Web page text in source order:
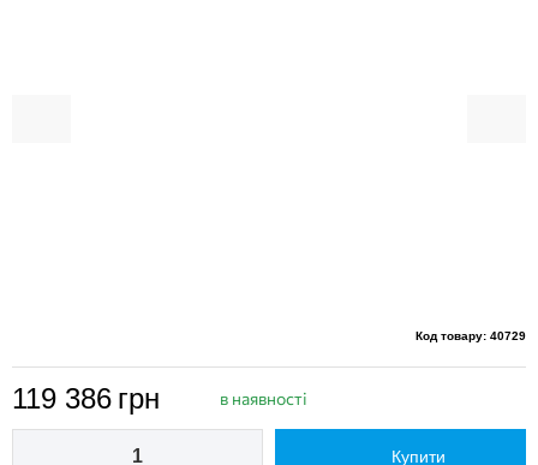
Код товару: 40729
119 386 грн в наявності
Купити